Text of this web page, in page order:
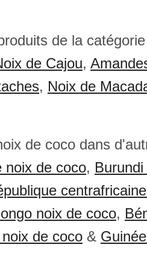
de la
de Cajou,
, Noix de
de coco dans
noix de coco,
noix de coco,
de coco &